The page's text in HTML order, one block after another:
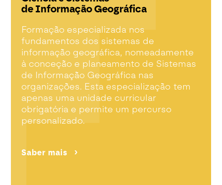
de Informação Geográfica
Formação especializada nos
fundamentos dos sistemas de
informação geográfica, nomeadamente
à conceção e planeamento de Sistemas
de Informação Geográfica nas
organizações. Esta especialização tem
apenas uma unidade curricular
obrigatória e permite um percurso
personalizado.
Saber mais